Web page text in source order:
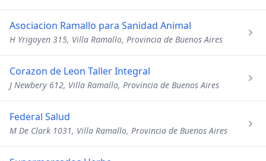
Asociacion Ramallo para Sanidad Animal
H Yrigoyen 315, Villa Ramallo, Provincia de Buenos Aires
Corazon de Leon Taller Integral
J Newbery 612, Villa Ramallo, Provincia de Buenos Aires
Federal Salud
M De Clark 1031, Villa Ramallo, Provincia de Buenos Aires